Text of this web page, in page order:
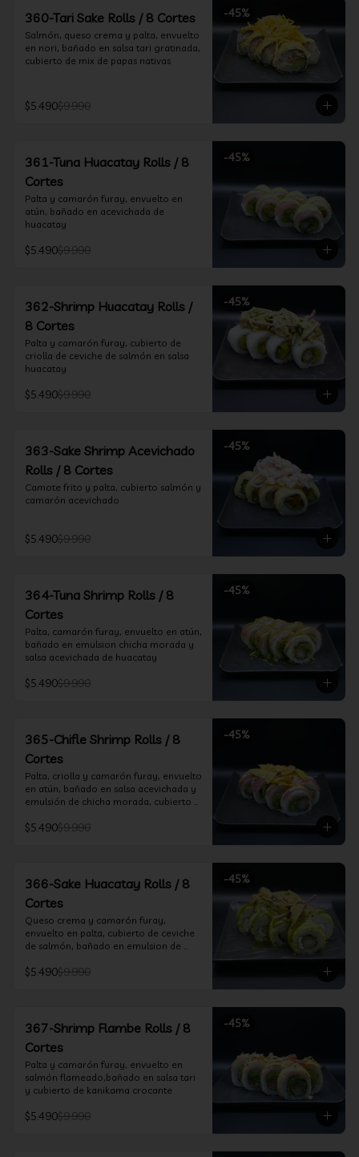
-45%
360-Tari Sake Rolls / 8 Cortes
Salmón, queso crema y palta, envuelto
en nori, bañado en salsa tari gratinada,
cubierto de mix de papas nativas
$5.490$9.990
-45%
361-Tuna Huacatay Rolls / 8
Cortes
Palta y camarón furay, envuelto en
atún, bañado en acevichada de
huacatay
$5.490$9.990
-45%
362-Shrimp Huacatay Rolls /
8 Cortes
Palta y camarón furay, cubierto de
criolla de ceviche de salmón en salsa
huacatay
$5.490$9.990
-45%
363-Sake Shrimp Acevichado
Rolls / 8 Cortes
Camote frito y palta, cubierto salmón y
camarón acevichado
$5.490$9.990
-45%
364-Tuna Shrimp Rolls / 8
Cortes
Palta, camarón furay, envuelto en atún,
bañado en emulsion chicha morada y
salsa acevichada de huacatay
$5.490$9.990
-45%
365-Chifle Shrimp Rolls / 8
Cortes
Palta, criolla y camarón furay, envuelto
en atún, bañado en salsa acevichada y
emulsión de chicha morada, cubierto
$5.490$9.990
-45%
366-Sake Huacatay Rolls / 8
Cortes
Queso crema y camarón furay,
envuelto en palta, cubierto de ceviche
de salmón, bañado en emulsion de
$5.490$9.990
-45%
367-Shrimp Flambe Rolls / 8
Cortes
Palta y camarón furay, envuelto en
salmón flameado,bañado en salsa tari
y cubierto de kanikama crocante
$5.490$9.990